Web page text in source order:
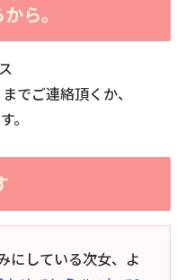
ら。
でご連絡頂くか、
。
にしている次女、よ